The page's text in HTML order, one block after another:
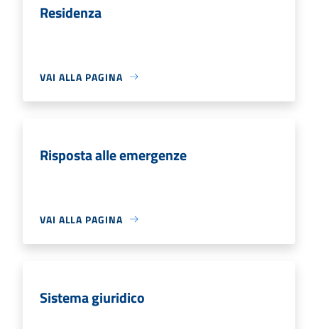
Residenza
VAI ALLA PAGINA
Risposta alle emergenze
VAI ALLA PAGINA
Sistema giuridico